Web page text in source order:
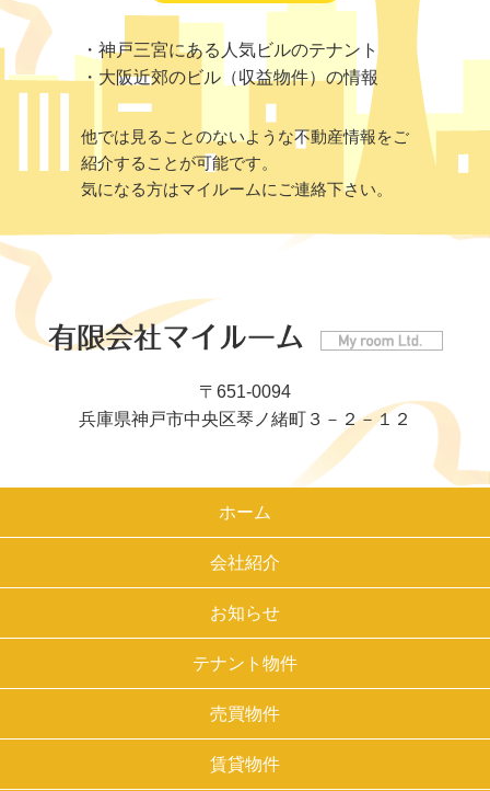
・神戸三宮にある人気ビルのテナント
・大阪近郊のビル（収益物件）の情報
他では見ることのないような不動産情報をご
紹介することが可能です。
気になる方はマイルームにご連絡下さい。
〒651-0094
兵庫県神戸市中央区琴ノ緒町３－２－１２
ホーム
会社紹介
お知らせ
テナント物件
売買物件
賃貸物件